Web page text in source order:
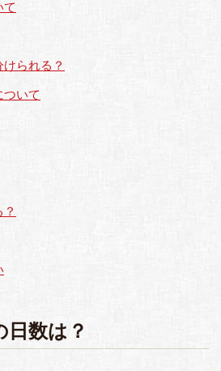
て
られる？
ついて
日数は？